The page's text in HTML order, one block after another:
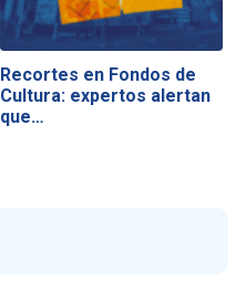
Recortes en Fondos de
Cultura: expertos alertan
que…